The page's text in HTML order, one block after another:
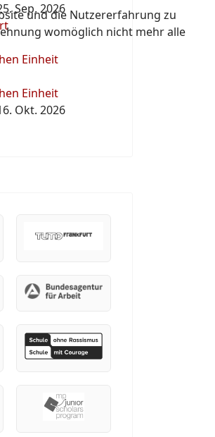
Sep. 2026
Einheit
Einheit
Okt. 2026
und die Nutzererfahrung zu
womöglich nicht mehr alle